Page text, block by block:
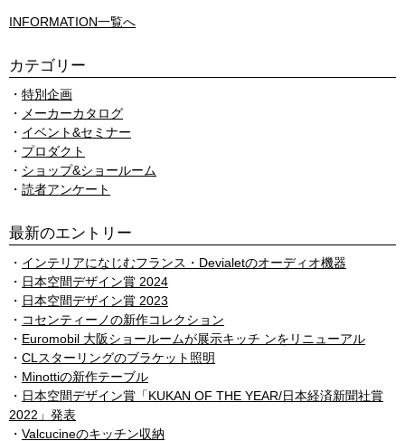
INFORMATION一覧へ
カテゴリー
特別企画
メーカーカタログ
イベント&セミナー
プロダクト
ショップ&ショールーム
読者アンケート
最新のエントリー
インテリアになじむフランス・Devialetのオーディオ機器
日本空間デザイン賞 2024
日本空間デザイン賞 2023
コセンティーノの新作コレクション
Euromobil 大阪ショールームが展示キッチ ンをリニューアル
CLスターリングのブラケット照明
Minottiの新作テーブル
日本空間デザイン賞「KUKAN OF THE YEAR/日本経済新聞社賞
2022」発表
Valcucineのキッチン収納